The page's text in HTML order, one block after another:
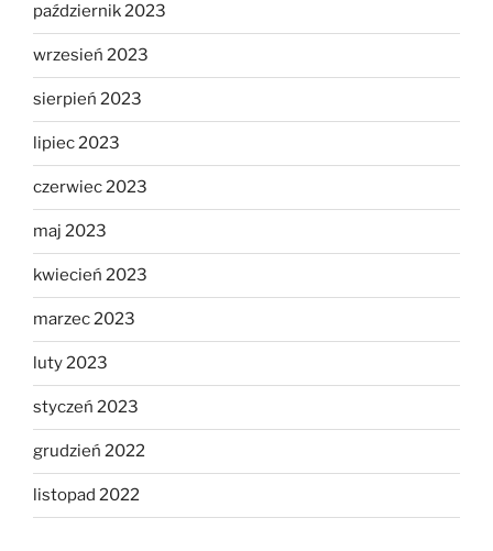
październik 2023
wrzesień 2023
sierpień 2023
lipiec 2023
czerwiec 2023
maj 2023
kwiecień 2023
marzec 2023
luty 2023
styczeń 2023
grudzień 2022
listopad 2022